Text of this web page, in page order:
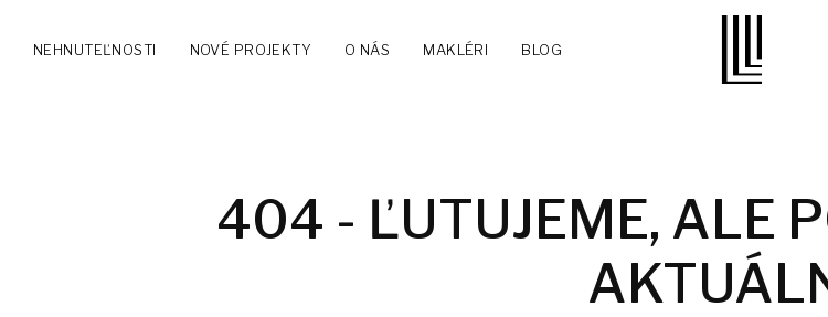
NEHNUTEĽNOSTI NOVÉ PROJEKTY O NÁS MAKLÉRI BLOG
404 - ĽUTUJEME, ALE